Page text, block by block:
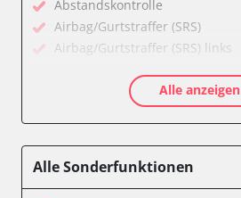
Abstandskontrolle
Airbag/Gurtstraffer (SRS)
Airbag/Gurtstraffer (SRS) links
Allradelektronik
Anhängersteuergerät
Bremskraftverstärker
Alle anzeigen
Alle Sonderfunktionen